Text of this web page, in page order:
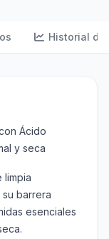
Historial de
Ácido
y seca
limpia
barrera
esenciales